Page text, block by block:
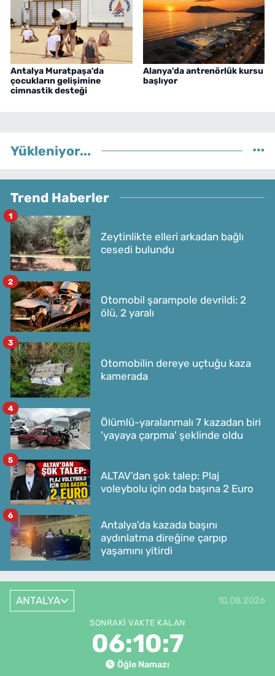
Antalya Muratpaşa'da
çocukların gelişimine
cimnastik desteği
Alanya'da antrenörlük kursu
başlıyor
Yükleniyor...
Trend Haberler
Zeytinlikte elleri arkadan bağlı
cesedi bulundu
1
Otomobil şarampole devrildi: 2
ölü, 2 yaralı
2
Otomobilin dereye uçtuğu kaza
kamerada
3
Ölümlü-yaralanmalı 7 kazadan biri
'yayaya çarpma' şeklinde oldu
4
ALTAV’dan şok talep: Plaj
voleybolu için oda başına 2 Euro
5
Antalya'da kazada başını
aydınlatma direğine çarpıp
yaşamını yitirdi
6
ANTALYA 10.08.2026
SONRAKI VAKTE KALAN
06:10:7
Öğle Namazı